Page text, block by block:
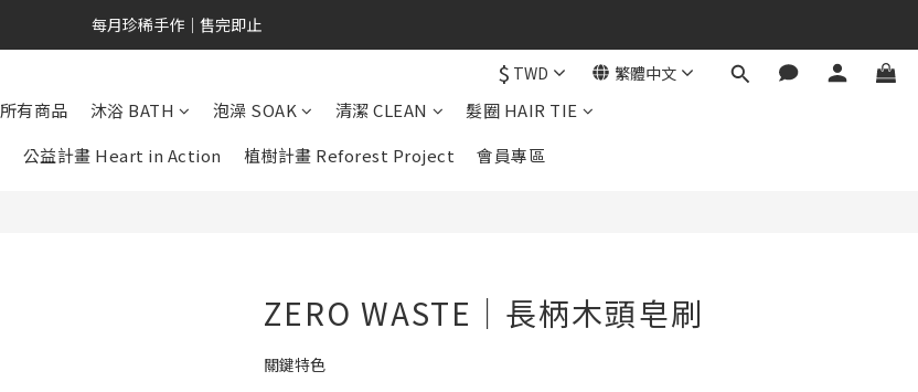
新會員專屬｜NT$200 購物金
每月珍稀手作｜售完即止
$ TWD 繁體中文
所有商品 沐浴 BATH 泡澡 SOAK 清潔 CLEAN
髮圈 HAIR TIE
公益計畫 Heart in Action 植樹計畫 Reforest Project 會員專區
ZERO WASTE｜長柄木頭皂刷
關鍵特色
立即購買